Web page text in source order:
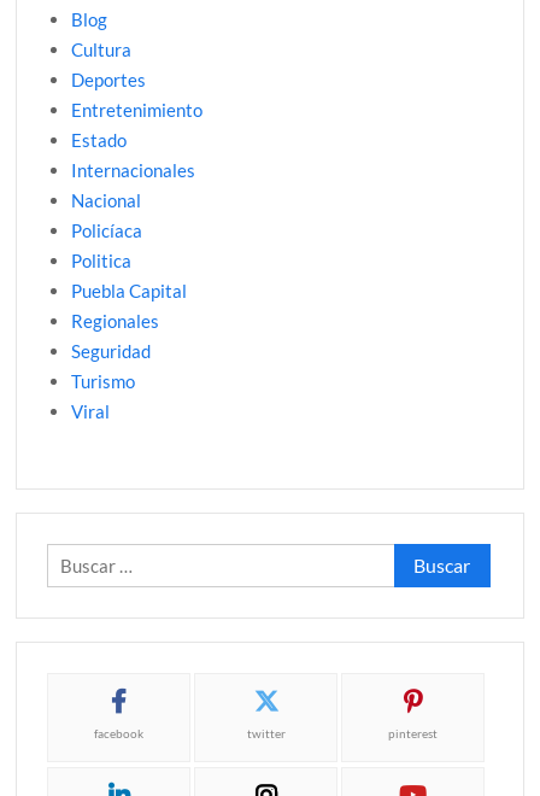
Blog
Cultura
Deportes
Entretenimiento
Estado
Internacionales
Nacional
Policíaca
Politica
Puebla Capital
Regionales
Seguridad
Turismo
Viral
Buscar:
facebook twitter pinterest